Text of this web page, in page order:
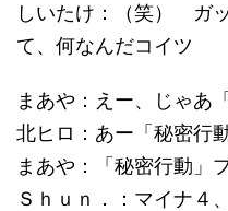
しいたけ：（笑） ガ
て、何なんだコイツ
まあや：えー、じゃあ
北ヒロ：あー「秘密行動
まあや：「秘密行動」
Ｓｈｕｎ．：マイナ４